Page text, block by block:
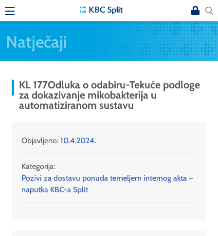
Natječaji
KL 177Odluka o odabiru-Tekuće podloge
za dokazivanje mikobakterija u
automatiziranom sustavu
Objavljeno: 10.4.2024.
Kategorija:
Pozivi za dostavu ponuda temeljem internog akta –
naputka KBC-a Split